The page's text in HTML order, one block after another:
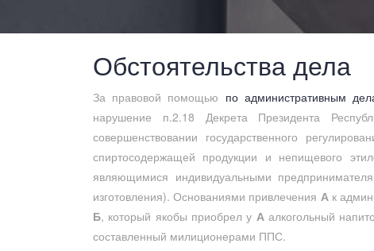
Обстоятельства дела
За правовой помощью по административным
нарушение п.2.18 Декрета Президента
совершенствовании государственного
спиртосодержащей продукции и непищевого
являющимися индивидуальными
изготовления). Основаниями привлечения Ак
Б, который якобы приобрел у Аалкогольный
составленный милиционерами ППС.